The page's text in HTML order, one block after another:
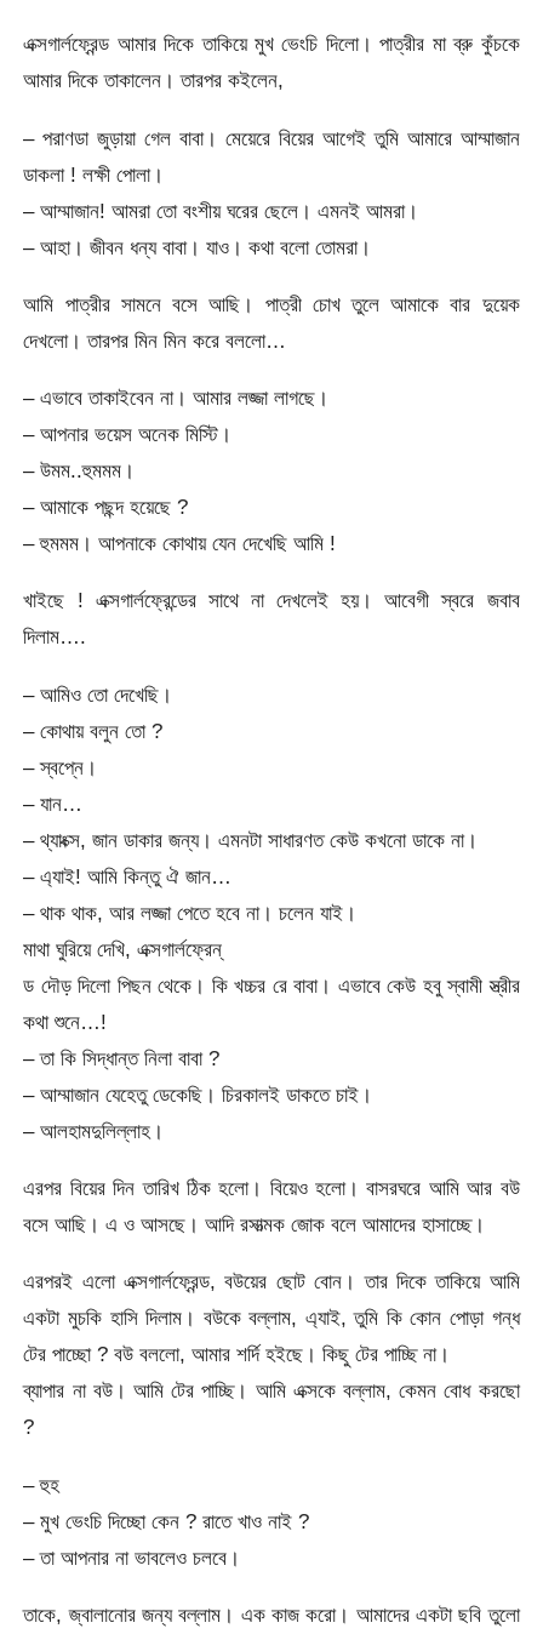
এক্সগার্লফ্রেন্ড আমার দিকে তাকিয়ে মুখ ভেংচি দিলো। পাত্রীর মা ব্রু কুঁচকে
আমার দিকে তাকালেন। তারপর কইলেন,
– পরাণডা জুড়ায়া গেল বাবা। মেয়েরে বিয়ের আগেই তুমি আমারে আম্মাজান
ডাকলা ! লক্ষী পোলা।
– আম্মাজান! আমরা তো বংশীয় ঘরের ছেলে। এমনই আমরা।
– আহা। জীবন ধন্য বাবা। যাও। কথা বলো তোমরা।
আমি পাত্রীর সামনে বসে আছি। পাত্রী চোখ তুলে আমাকে বার দুয়েক
দেখলো। তারপর মিন মিন করে বললো…
– এভাবে তাকাইবেন না। আমার লজ্জা লাগছে।
– আপনার ভয়েস অনেক মিস্টি।
– উমম..হুমমম।
– আমাকে পছন্দ হয়েছে ?
– হুমমম। আপনাকে কোথায় যেন দেখেছি আমি !
খাইছে ! এক্সগার্লফ্রেন্ডের সাথে না দেখলেই হয়। আবেগী স্বরে জবাব
দিলাম….
– আমিও তো দেখেছি।
– কোথায় বলুন তো ?
– স্বপ্নে।
– যান…
– থ্যাংক্স, জান ডাকার জন্য। এমনটা সাধারণত কেউ কখনো ডাকে না।
– এ্যাই! আমি কিন্তু ঐ জান…
– থাক থাক, আর লজ্জা পেতে হবে না। চলেন যাই।
মাথা ঘুরিয়ে দেখি, এক্সগার্লফ্রেন্
ড দৌড় দিলো পিছন থেকে। কি খচ্চর রে বাবা। এভাবে কেউ হবু স্বামী স্ত্রীর
কথা শুনে…!
– তা কি সিদ্ধান্ত নিলা বাবা ?
– আম্মাজান যেহেতু ডেকেছি। চিরকালই ডাকতে চাই।
– আলহামদুলিল্লাহ।
এরপর বিয়ের দিন তারিখ ঠিক হলো। বিয়েও হলো। বাসরঘরে আমি আর বউ
বসে আছি। এ ও আসছে। আদি রসাত্মক জোক বলে আমাদের হাসাচ্ছে।
এরপরই এলো এক্সগার্লফ্রেন্ড, বউয়ের ছোট বোন। তার দিকে তাকিয়ে আমি
একটা মুচকি হাসি দিলাম। বউকে বল্লাম, এ্যাই, তুমি কি কোন পোড়া গন্ধ
টের পাচ্ছো ? বউ বললো, আমার শর্দি হইছে। কিছু টের পাচ্ছি না।
ব্যাপার না বউ। আমি টের পাচ্ছি। আমি এক্সকে বল্লাম, কেমন বোধ করছো
?
– হুহ
– মুখ ভেংচি দিচ্ছো কেন ? রাতে খাও নাই ?
– তা আপনার না ভাবলেও চলবে।
তাকে, জ্বালানোর জন্য বল্লাম। এক কাজ করো। আমাদের একটা ছবি তুলো